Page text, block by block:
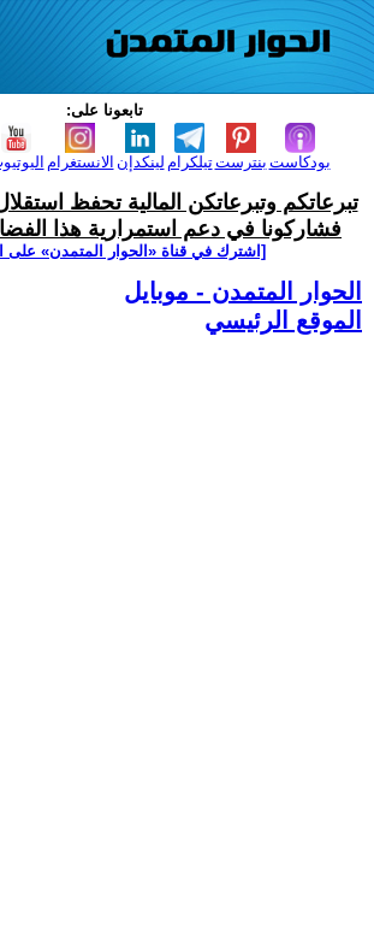
تابعونا على:
الانستغرام لينكدإن تيلكرامبنترست بودكاست
تبرعاتكم وتبرعاتكن المالية تحفظ
فشاركونا في دعم استمرارية هذا
[اشترك في قناة ‫«الحوار المتمدن» على
الحوار المتمدن - موبايل
الموقع الرئيسي